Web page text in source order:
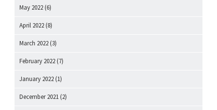
May 2022 (6)
April 2022 (8)
March 2022 (3)
February 2022 (7)
January 2022 (1)
December 2021 (2)